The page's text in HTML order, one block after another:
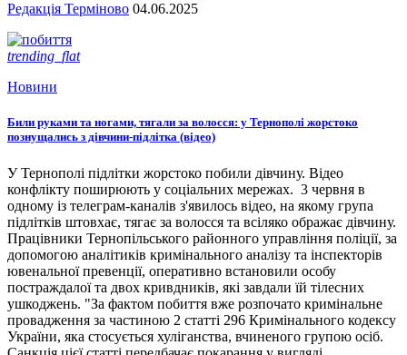
Редакція Терміново 04.06.2025
trending_flat
Новини
Били руками та ногами, тягали за волосся: у Тернополі жорстоко
познущались з дівчини-підлітка (відео)
У Тернополі підлітки жорстоко побили дівчину. Відео
конфлікту поширюють у соціальних мережах. 3 червня в
одному із телеграм-каналів з'явилось відео, на якому група
підлітків штовхає, тягає за волосся та всіляко ображає дівчину.
Працівники Тернопільського районного управління поліції, за
допомогою аналітиків кримінального аналізу та інспекторів
ювенальної превенції, оперативно встановили особу
постраждалої та двох кривдників, які завдали їй тілесних
ушкоджень. "За фактом побиття вже розпочато кримінальне
провадження за частиною 2 статті 296 Кримінального кодексу
України, яка стосується хуліганства, вчиненого групою осіб.